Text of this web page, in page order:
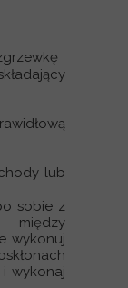
lub
sobie z
między
wykonuj
wykonaj